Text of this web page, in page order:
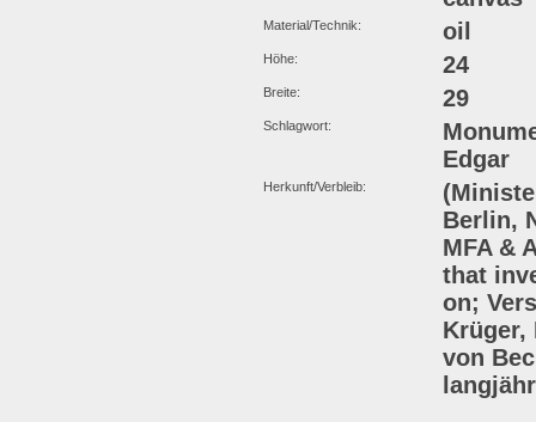
Material/Technik: oil
Höhe: 24
Breite: 29
Schlagwort:
Edgar
Herkunft/Verbleib:
Berlin,
MFA &
that
on;
Krüger,
von